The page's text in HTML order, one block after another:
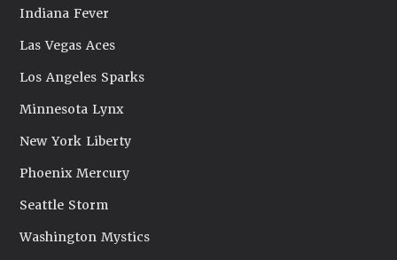
Indiana Fever
Las Vegas Aces
Los Angeles Sparks
Minnesota Lynx
New York Liberty
Phoenix Mercury
Seattle Storm
Washington Mystics